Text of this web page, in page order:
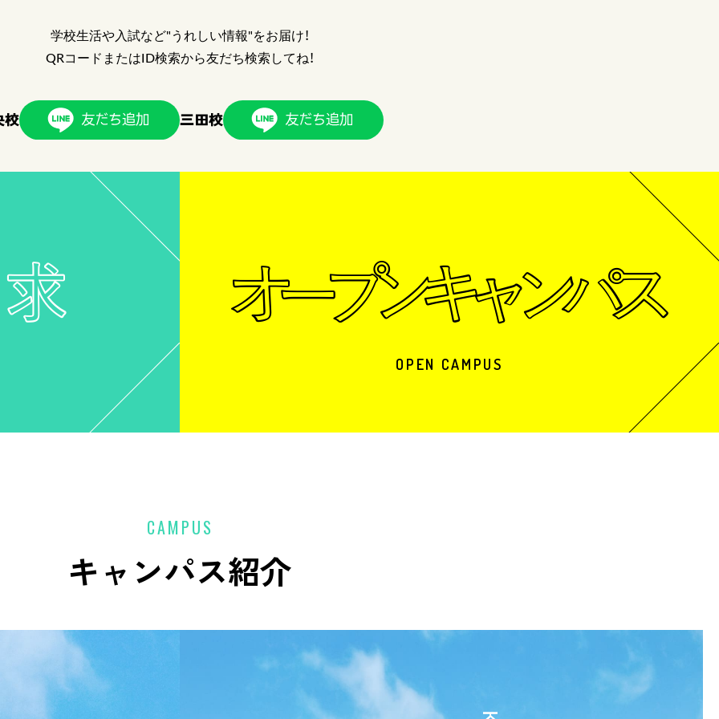
学校生活や入試など"うれしい情報"をお届け！
QRコードまたはID検索から友だち検索してね！
校 三田校
OPEN CAMPUS
CAMPUS
キャンパス紹介